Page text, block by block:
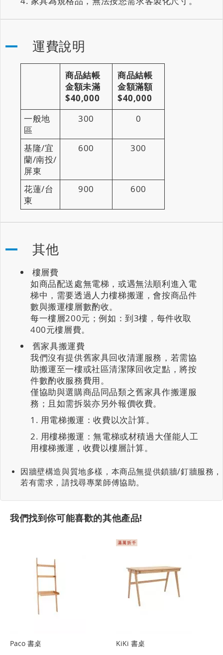
運費說明
商品結帳
金額未滿
$40,000
商品結帳
金額滿額
$40,000
一般地
區
300 0
基隆/宜
蘭/南投/
屏東
600 300
花蓮/台
東
900 600
其他
樓層費
如商品配送處無電梯，或遇無法順利進入電
梯中，需要透過人力樓梯搬運，會按商品件
數與搬運樓層數酌收。
每一樓層200元；例如：到3樓，每件收取
400元樓層費。
舊家具搬運費
我們沒有提供舊家具回收清運服務，若需協
助搬運至一樓或社區清潔隊回收定點，將按
件數酌收服務費用。
僅協助與選購商品同品類之舊家具作搬運服
務；且如需拆裝亦另外報價收費。
用電梯搬運：收費以次計算。
用樓梯搬運：無電梯或材積過大僅能人工
用樓梯搬運，收費以樓層計算。
因牆壁構造與質地多樣，本商品無提供鎖牆/釘牆服務，
若有需求，請找尋專業師傅協助。
我們找到你可能喜歡的其他產品!
Paco 書桌 KiKi 書桌